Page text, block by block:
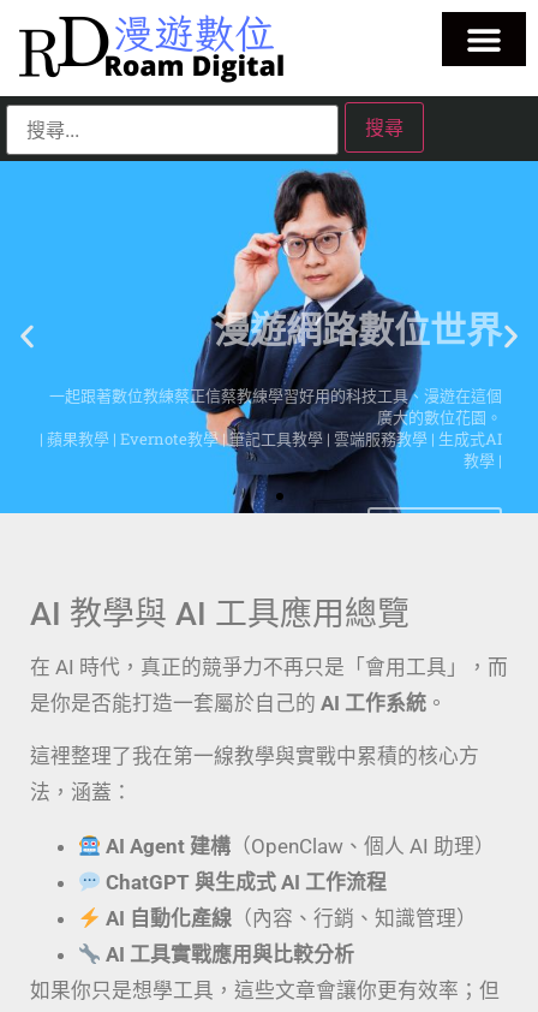
漫遊網路數位世界
一起跟著數位教練蔡正信蔡教練學習好用的科技工具、漫遊在這個
廣大的數位花園。
| 蘋果教學 | Evernote教學 | 筆記工具教學 | 雲端服務教學 | 生成式AI
點擊這裡
AI 教學與 AI 工具應用總覽
在 AI 時代，真正的競爭力不再只是「會用工具」，而
是你是否能打造一套屬於自己的 AI 工作系統 。
這裡整理了我在第一線教學與實戰中累積的核心方
法，涵蓋：
AI Agent 建構 （OpenClaw、個人 AI 助理）
ChatGPT 與生成式 AI 工作流程
AI 自動化產線 （內容、行銷、知識管理）
AI 工具實戰應用與比較分析
如果你只是想學工具，這些文章會讓你更有效率；但